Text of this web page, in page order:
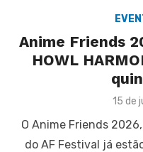
Anime Friends
HOWL
15 de
O Anime Friends
do AF Festival já